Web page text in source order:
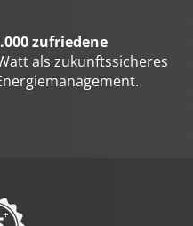
zufriedene
als zukunftssicheres